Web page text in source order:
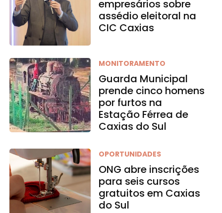
empresários sobre
assédio eleitoral na
CIC Caxias
MONITORAMENTO
Guarda Municipal
prende cinco homens
por furtos na
Estação Férrea de
Caxias do Sul
OPORTUNIDADES
ONG abre inscrições
para seis cursos
gratuitos em Caxias
do Sul